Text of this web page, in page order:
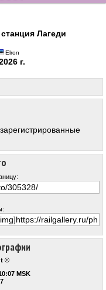
Лагеди
Elron
г.
©
MSK